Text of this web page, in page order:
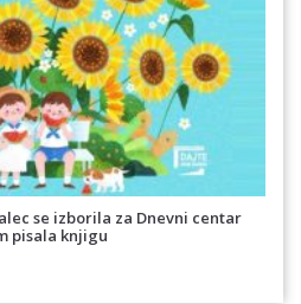
se izborila za Dnevni centar
pisala knjigu